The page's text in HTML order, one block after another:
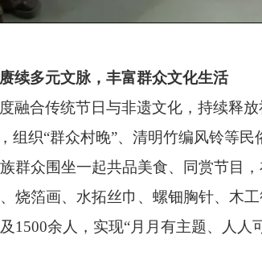
赓续多元文脉，丰富群众文化生活
融合传统节日与非遗文化，持续释
织“群众村晚”、清明竹编风铃等
群众围坐一起共品美食、同赏节目
烧箔画、水拓丝巾、螺钿胸针、木
1500余人，实现“月月有主题、人